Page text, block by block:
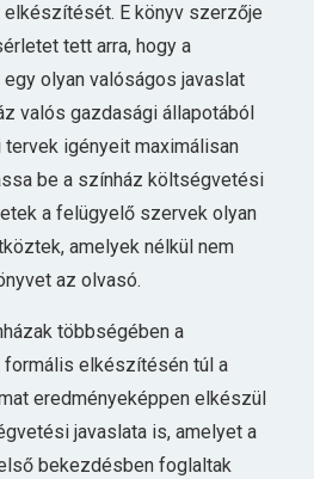
E könyv szerzője
tett arra, hogy a
olyan valóságos javaslat
valós gazdasági állapotából
igényeit maximálisan
be a színház költségvetési
a felügyelő szervek olyan
amelyek nélkül nem
az olvasó.
többségében a
elkészítésén túl a
eredményeképpen elkészül
javaslata is, amelyet a
bekezdésben foglaltak